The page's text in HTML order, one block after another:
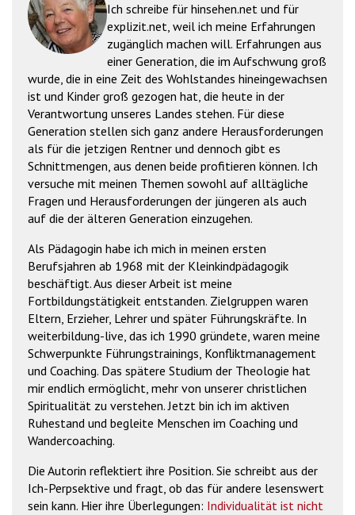
Ich schreibe für hinsehen.net und für
explizit.net, weil ich meine Erfahrungen
zugänglich machen will. Erfahrungen aus
einer Generation, die im Aufschwung groß
wurde, die in eine Zeit des Wohlstandes hineingewachsen
ist und Kinder groß gezogen hat, die heute in der
Verantwortung unseres Landes stehen. Für diese
Generation stellen sich ganz andere Herausforderungen
als für die jetzigen Rentner und dennoch gibt es
Schnittmengen, aus denen beide profitieren können. Ich
versuche mit meinen Themen sowohl auf alltägliche
Fragen und Herausforderungen der jüngeren als auch
auf die der älteren Generation einzugehen.
Als Pädagogin habe ich mich in meinen ersten
Berufsjahren ab 1968 mit der Kleinkindpädagogik
beschäftigt. Aus dieser Arbeit ist meine
Fortbildungstätigkeit entstanden. Zielgruppen waren
Eltern, Erzieher, Lehrer und später Führungskräfte. In
weiterbildung-live, das ich 1990 gründete, waren meine
Schwerpunkte Führungstrainings, Konfliktmanagement
und Coaching. Das spätere Studium der Theologie hat
mir endlich ermöglicht, mehr von unserer christlichen
Spiritualität zu verstehen. Jetzt bin ich im aktiven
Ruhestand und begleite Menschen im Coaching und
Wandercoaching.
Die Autorin reflektiert ihre Position. Sie schreibt aus der
Ich-Perpsektive und fragt, ob das für andere lesenswert
sein kann. Hier ihre Überlegungen: Individualität ist nicht